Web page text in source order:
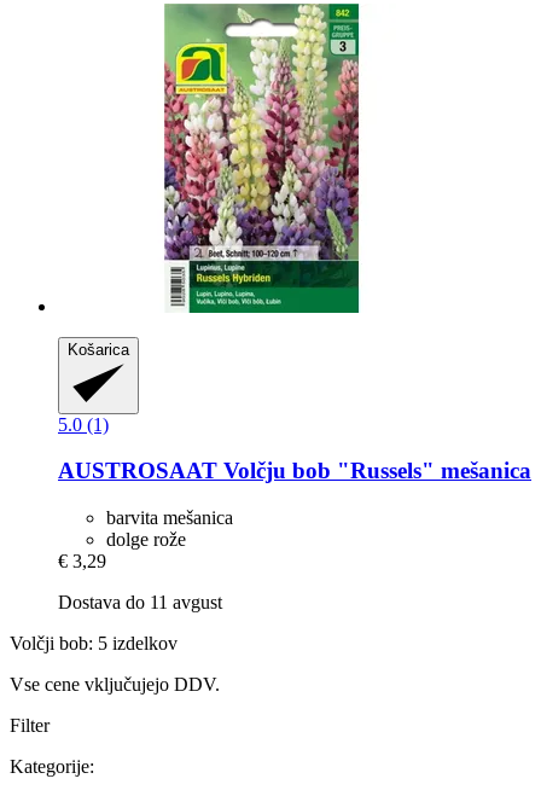
Košarica
5.0 (1)
AUSTROSAAT Volčju bob "Russels" mešanica
barvita mešanica
dolge rože
€ 3,29
Dostava do 11 avgust
Volčji bob: 5 izdelkov
Vse cene vključujejo DDV.
Filter
Kategorije: